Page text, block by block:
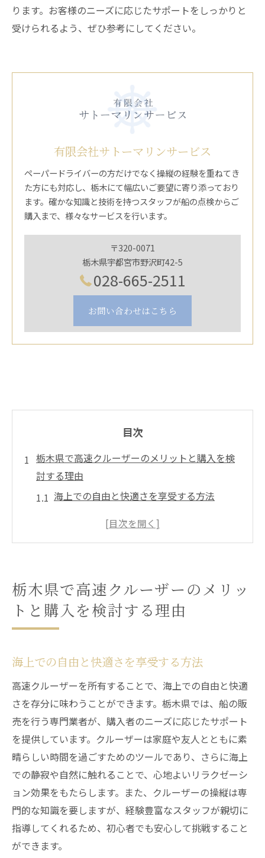
ります。お客様のニーズに応じたサポートをしっかりと
受けられるよう、ぜひ参考にしてください。
有限会社サトーマリンサービス
ペーパードライバーの方だけでなく操縦の経験を重ねてき
た方にも対応し、栃木にて幅広いご要望に寄り添っており
ます。確かな知識と技術を持つスタッフが船の点検からご
購入まで、様々なサービスを行います。
〒320-0071
栃木県宇都宮市野沢町42-5
028-665-2511
お問い合わせはこちら
目次
栃木県で高速クルーザーのメリットと購入を検
討する理由
海上での自由と快適さを享受する方法
栃木県でクルーザーを購入する経済的メリ
栃木県でのクルーザー生活を始める理由
購入前に知っておくべきクルーザーの維持
費用
船販売のプロに聞く！栃木県でクルーザーを選
ぶ際のポイント
適切なクルーザーを選ぶためのチェックリ
スト
栃木県内で信頼できる船販売店の見つけ方
プロが教えるクルーザー選びの基準
初心者におすすめのクルーザーの特徴
クルーザー購入で押さえておくべき法規制
購入後のサポート体制を確認する方法
高速クルーザーの選び方と栃木県での人気モデ
栃木県で高速クルーザーのメリッ
トと購入を検討する理由
海上での自由と快適さを享受する方法
高速クルーザーを所有することで、海上での自由と快適
さを存分に味わうことができます。栃木県では、船の販
売を行う専門業者が、購入者のニーズに応じたサポート
を提供しています。クルーザーは家庭や友人とともに素
晴らしい時間を過ごすためのツールであり、さらに海上
での静寂や自然に触れることで、心地よいリラクゼーシ
ョン効果をもたらします。また、クルーザーの操縦は専
門的な知識を要しますが、経験豊富なスタッフが親切に
指導してくれるため、初心者でも安心して挑戦すること
ができます。